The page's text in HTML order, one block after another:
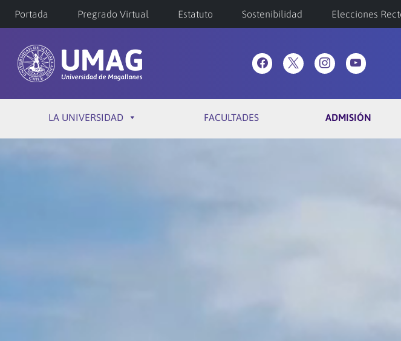
Portada Pregrado Virtual Estatuto Sostenibilidad Elecciones
LA UNIVERSIDAD FACULTADES ADMISIÓN